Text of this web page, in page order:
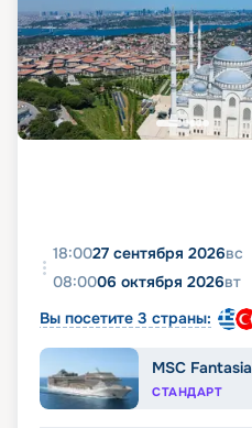
18:0027 сентября 2026вс
08:0006 октября 2026вт
Вы посетите 3 страны:
MSC Fantasia
СТАНДАРТ